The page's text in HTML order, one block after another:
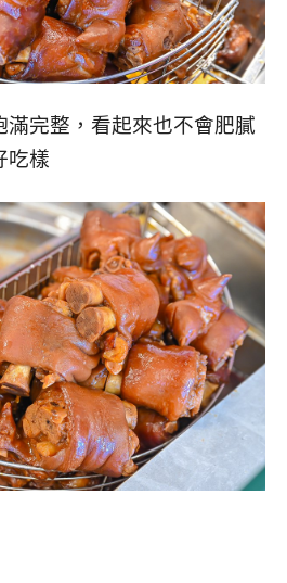
滿完整，看起來也不會肥膩
吃樣